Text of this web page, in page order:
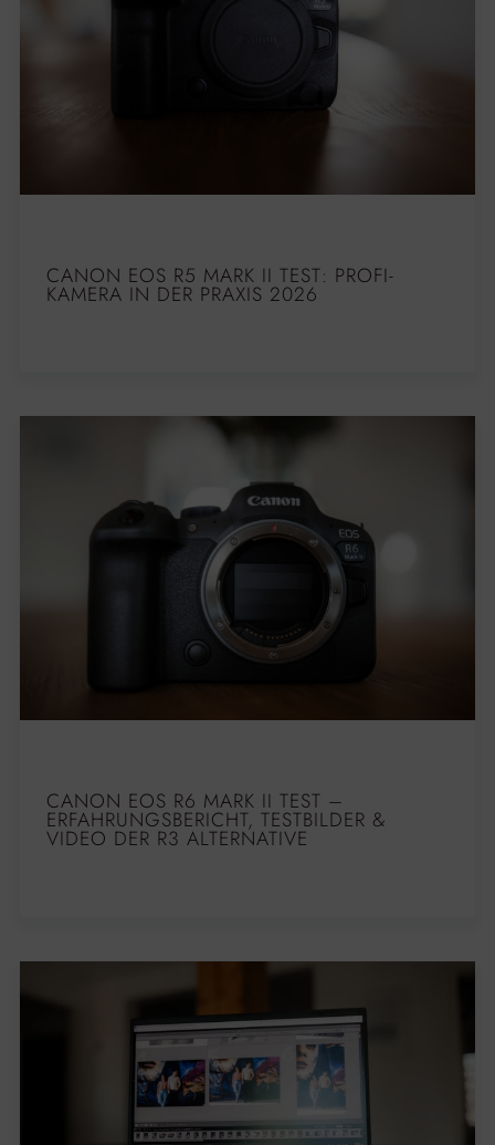
CANON EOS R5 MARK II TEST: PROFI-
KAMERA IN DER PRAXIS 2026
CANON EOS R6 MARK II TEST –
ERFAHRUNGSBERICHT, TESTBILDER &
VIDEO DER R3 ALTERNATIVE